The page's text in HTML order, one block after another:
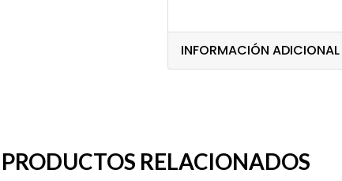
INFORMACIÓN ADICIONAL
PRODUCTOS RELACIONADOS